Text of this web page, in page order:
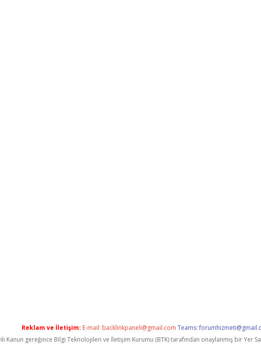
Reklam ve İletişim: E-mail: backlinkpaneli@gmail.com Teams:
Kanun gereğince Bilgi Teknolojileri ve İletişim Kurumu (BTK) tarafından onaylanmış bir